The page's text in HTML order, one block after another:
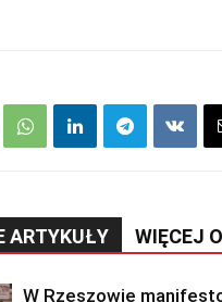
ARTYKUŁY WIĘCEJ
W Rzeszowie